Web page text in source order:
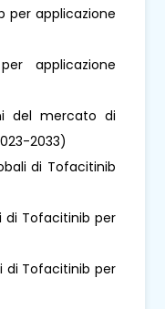
per applicazione
applicazione
del mercato di
2033)
di Tofacitinib
di Tofacitinib per
di Tofacitinib per